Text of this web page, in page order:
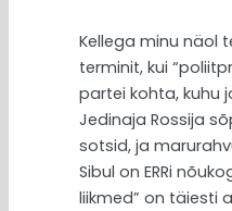
Kellega minu näol
terminit, kui
partei kohta, kuhu
Jedinaja Rossija
sotsid, ja
Sibul on ERRi
liikmed” on täiesti